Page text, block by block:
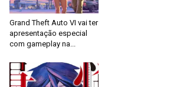
Grand Theft Auto VI vai ter
apresentação especial
com gameplay na...